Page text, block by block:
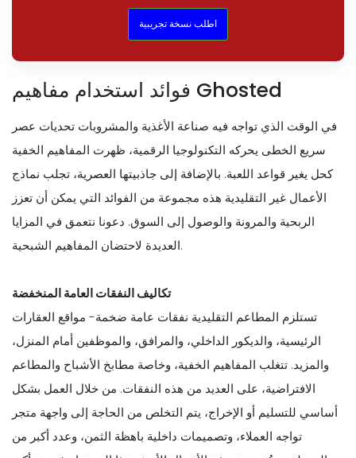
اطلب نسخة تجريبية
فوائد استخدام مفاهيم Ghosted
في الوقت الذي تواجه فيه صناعة الأغذية والمشروبات تحديات عصر
سريع الخطى يحركه التكنولوجيا الرقمية، ظهرت المفاهيم الخفية
كحل يغير قواعد اللعبة. بالإضافة إلى جاذبيتها العصرية، تجلب نماذج
الأعمال غير التقليدية هذه مجموعة من الفوائد التي يمكن أن تعزز
الربحية والمرونة والوصول إلى السوق. دعونا نتعمق في المزايا
العديدة لاحتضان المفاهيم الشبحية.
تكاليف النفقات العامة المنخفضة
تستلزم المطاعم التقليدية نفقات عامة ضخمة- مواقع العقارات
الرئيسية، والديكور الداخلي، والمرافق، والموظفين أمام المنزل،
والمزيد. تتغلب المفاهيم الخفية، وخاصة مطابخ الأشباح والمطاعم
الافتراضية، على العديد من هذه النفقات. من خلال العمل بشكل
أساسي للتسليم أو الإخراج، يتم التخلص من الحاجة إلى واجهة متجر
تواجه العملاء، وتصميمات داخلية باهظة الثمن، وعدد أكبر من